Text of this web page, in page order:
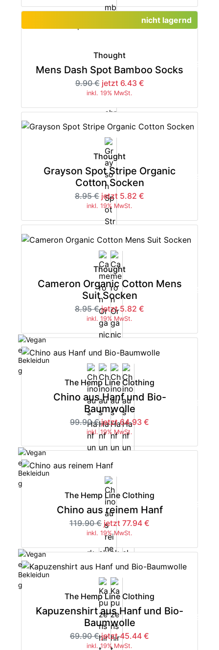
Thought
Mens Dash Spot Bamboo Socks
9.90 € jetzt 6.43 €
inkl. 19% MwSt.
nicht lagernd
-35%
Thought
Grayson Spot Stripe Organic
Cotton Socken
8.95 € jetzt 5.82 €
inkl. 19% MwSt.
-35%
Thought
Cameron Organic Cotton Mens
Suit Socken
8.95 € jetzt 5.82 €
inkl. 19% MwSt.
-35%
The Hemp Line Clothing
Chino aus Hanf und Bio-
Baumwolle
99.90 € jetzt 64.93 €
inkl. 19% MwSt.
-35%
The Hemp Line Clothing
Chino aus reinem Hanf
119.90 € jetzt 77.94 €
inkl. 19% MwSt.
-35%
The Hemp Line Clothing
Kapuzenshirt aus Hanf und Bio-
Baumwolle
69.90 € jetzt 45.44 €
inkl. 19% MwSt.
-35%